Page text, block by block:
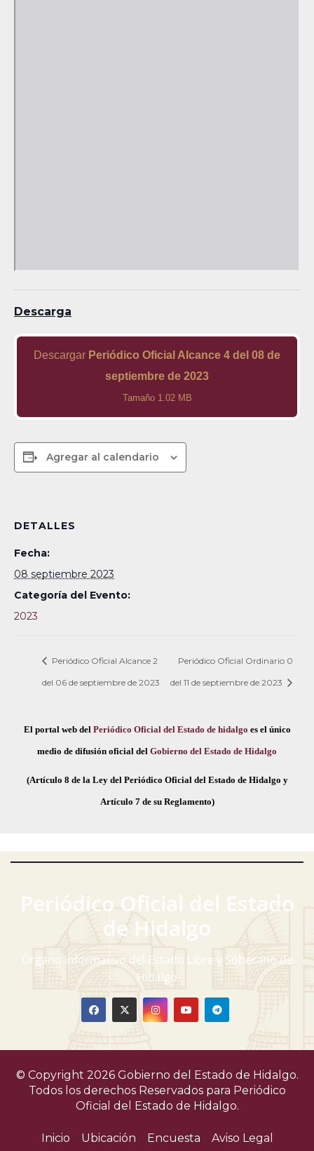
Descarga
Descargar Periódico Oficial Alcance 4 del 08 de
septiembre de 2023
Tamaño 1.02 MB
Agregar al calendario
DETALLES
Fecha:
08 septiembre 2023
Categoría del Evento:
2023
Periódico Oficial Alcance 2
del 06 de septiembre de 2023
Periódico Oficial Ordinario 0
del 11 de septiembre de 2023
El portal web del Periódico Oficial del Estado de hidalgo es el único
medio de difusión oficial del Gobierno del Estado de Hidalgo
(Artículo 8 de la Ley del Periódico Oficial del Estado de Hidalgo y
Artículo 7 de su Reglamento)
Periódico Oficial del Estado
de Hidalgo
Órgano informativo del Estado Libre y Soberano de
Hidalgo
© Copyright 2026 Gobierno del Estado de Hidalgo.
Todos los derechos Reservados para Periódico
Oficial del Estado de Hidalgo.
Inicio Ubicación Encuesta Aviso Legal